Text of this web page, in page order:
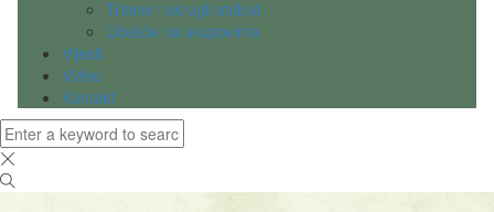
Tribine i okrugli stolovi
Učešće na skupovima
Vijesti
Video
Kontakt